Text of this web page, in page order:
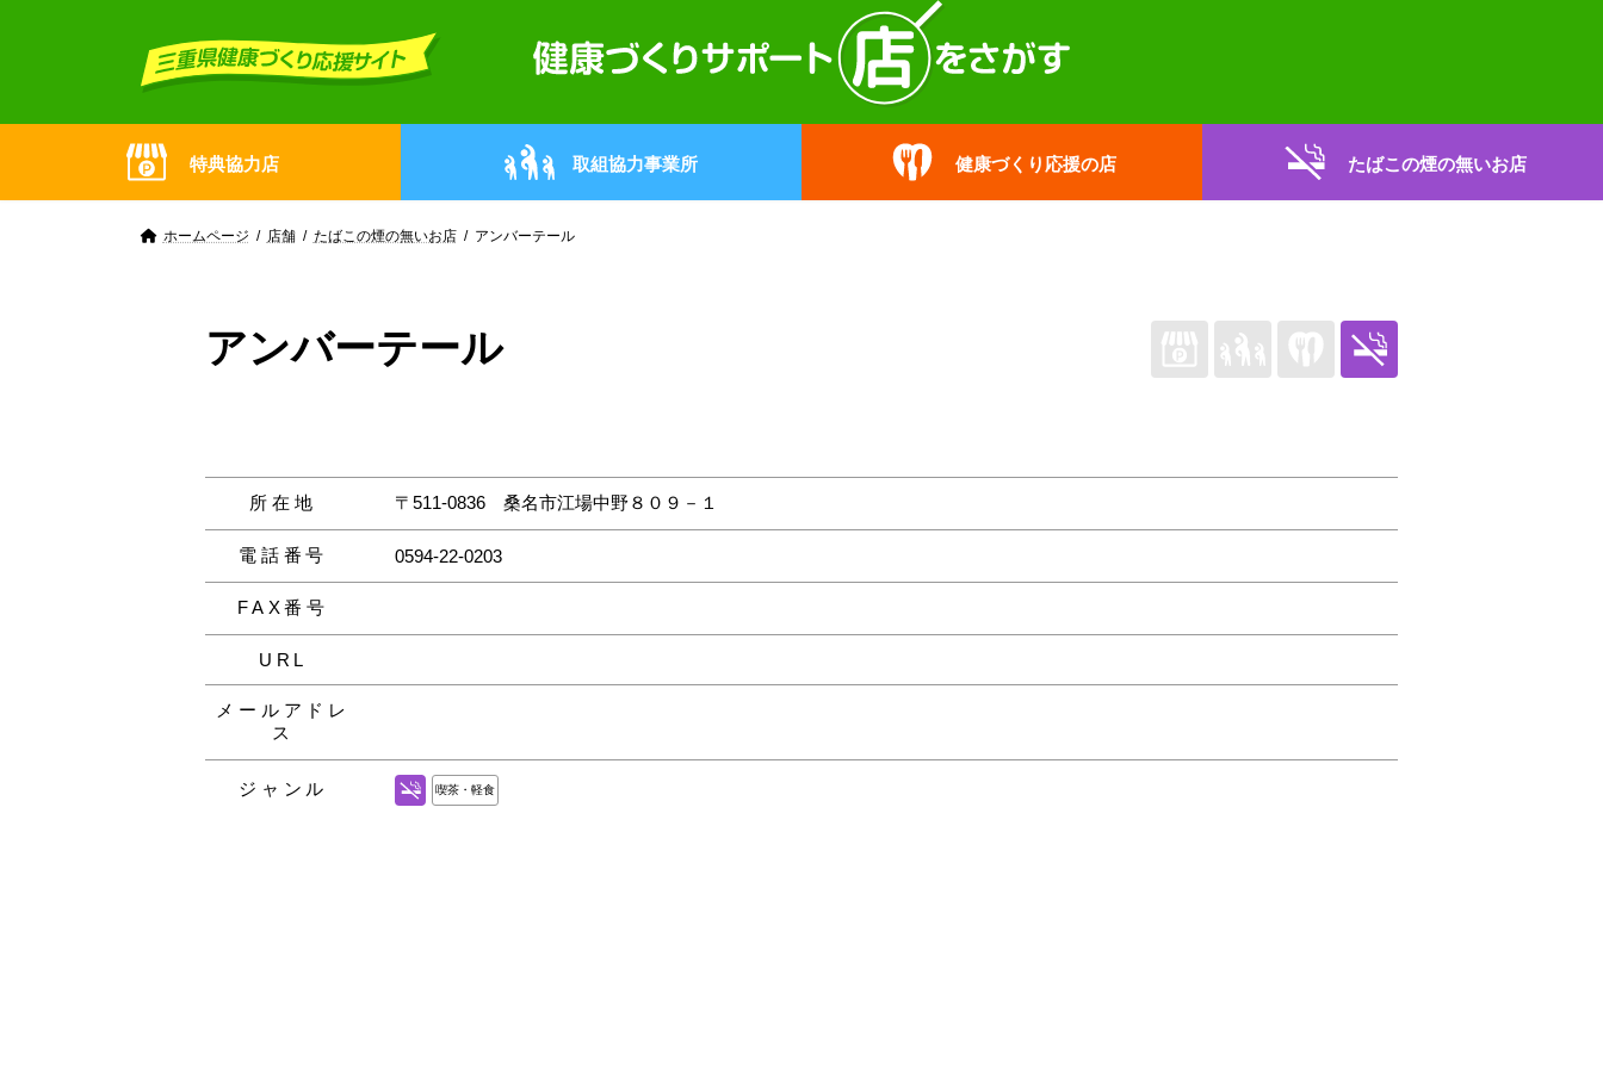
特典協力店 取組協力事業所 健康づくり応援の店 たばこの煙の無いお店
ホームページ 店舗 たばこの煙の無いお店 アンバーテール
アンバーテール
所在地 〒511-0836 桑名市江場中野８０９－１
電話番号 0594-22-0203
FAX番号
URL
メールアドレ
ス
ジャンル 喫茶・軽食